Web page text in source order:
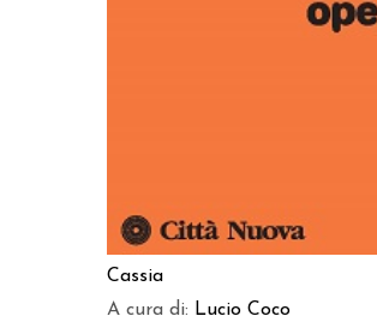
AGGIUNGI AL CARRELLO
Cassia
A cura di: Lucio Coco